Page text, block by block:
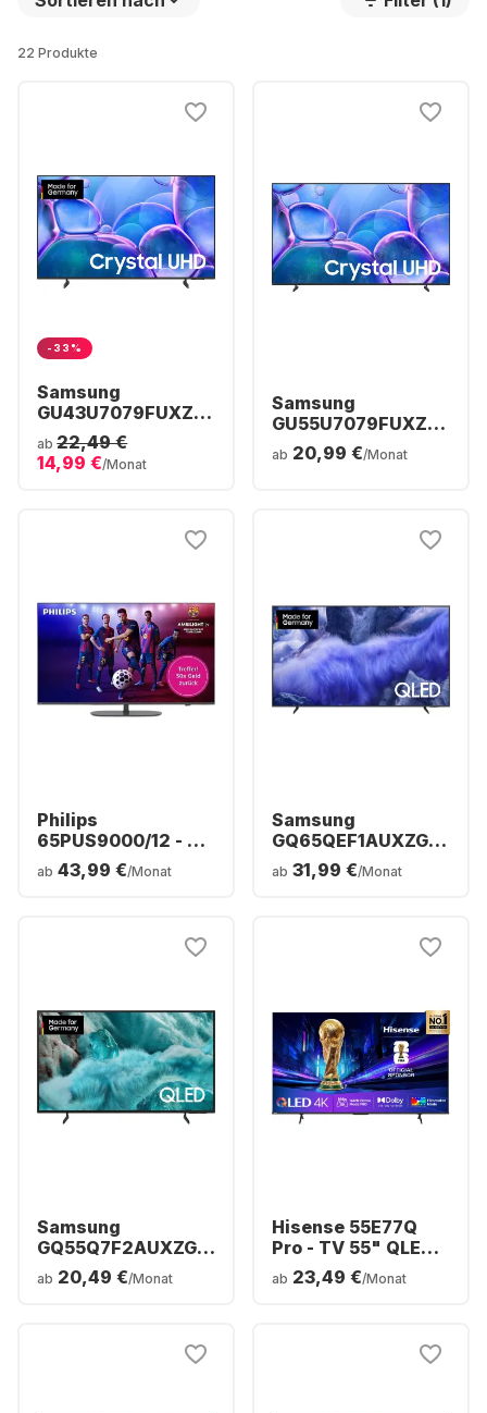
22 Produkte
-33%
Samsung
GU43U7079FUXZG
- TV 43" UHD 4K
ab 22,49 €
14,99 €/Monat
Samsung
GU55U7079FUXZG
- TV 55" UHD 4K
ab 20,99 €/Monat
Philips
65PUS9000/12 - TV
65" QLED 4K
ab 43,99 €/Monat
Samsung
GQ65QEF1AUXZG -
TV 65" QLED 4K
ab 31,99 €/Monat
Samsung
GQ55Q7F2AUXZG -
TV 55" QLED 4K
ab 20,49 €/Monat
Hisense 55E77Q
Pro - TV 55" QLED
4K
ab 23,49 €/Monat